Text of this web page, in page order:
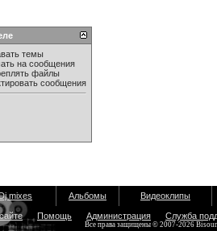
темы
на сообщения
файлы
сообщения
mixes Альбомы Видеоклипы
Помощь Администрация Служба
Все права защищены © 2007-2026